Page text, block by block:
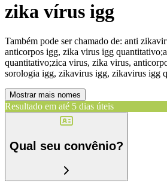
zika vírus igg
Também pode ser chamado de: anti
anticorpos igg, zika virus igg
quantitativo;zica virus, zika virus,
sorologia igg, zikavirus igg, zikavirus igg
Mostrar mais nomes
Resultado em até 5 dias úteis
Qual seu convênio?